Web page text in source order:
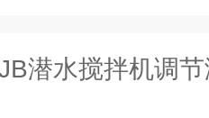
潜水搅拌机调